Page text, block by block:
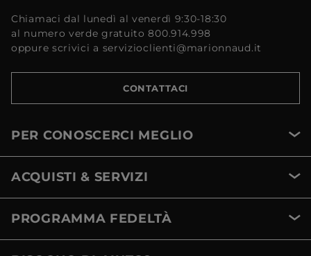
Chiamaci dal lunedì al venerdì 9:30-18:30
al numero verde gratuito 800.914.998
oppure scrivici a servizioclienti@marionnaud.it
CONTATTACI
PER CONOSCERCI MEGLIO
ACQUISTI & SERVIZI
PROGRAMMA FEDELTÀ